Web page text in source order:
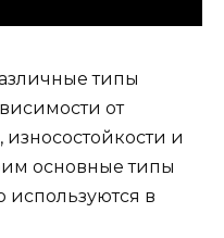
типы
от
и
основные типы
используются в